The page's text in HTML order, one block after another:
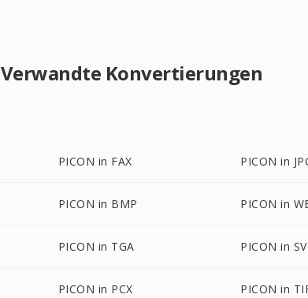
Verwandte Konvertierungen
PICON in FAX PICON in
PICON in BMP PICON in
PICON in TGA PICON in
PICON in PCX PICON in